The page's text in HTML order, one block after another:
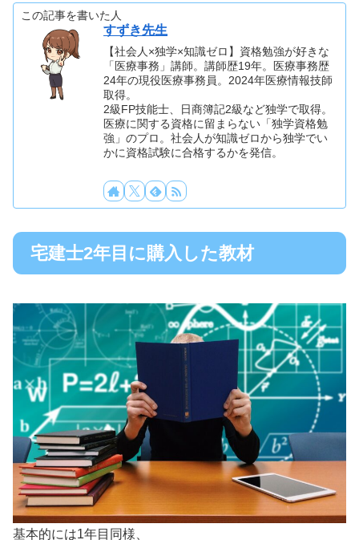
この記事を書いた人
すずき先生
【社会人×独学×知識ゼロ】資格勉強が好きな
「医療事務」講師。講師歴19年。医療事務歴
24年の現役医療事務員。2024年医療情報技師
取得。
2級FP技能士、日商簿記2級など独学で取得。
医療に関する資格に留まらない「独学資格勉
強」のプロ。社会人が知識ゼロから独学でい
かに資格試験に合格するかを発信。
宅建士2年目に購入した教材
基本的には1年目同様、